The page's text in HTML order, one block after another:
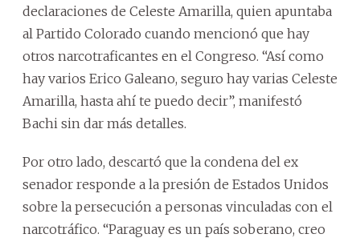
declaraciones de Celeste Amarilla, quien apuntaba
al Partido Colorado cuando mencionó que hay
otros narcotraficantes en el Congreso. “Así como
hay varios Erico Galeano, seguro hay varias Celeste
Amarilla, hasta ahí te puedo decir”, manifestó
Bachi sin dar más detalles.
Por otro lado, descartó que la condena del ex
senador responde a la presión de Estados Unidos
sobre la persecución a personas vinculadas con el
narcotráfico. “Paraguay es un país soberano, creo